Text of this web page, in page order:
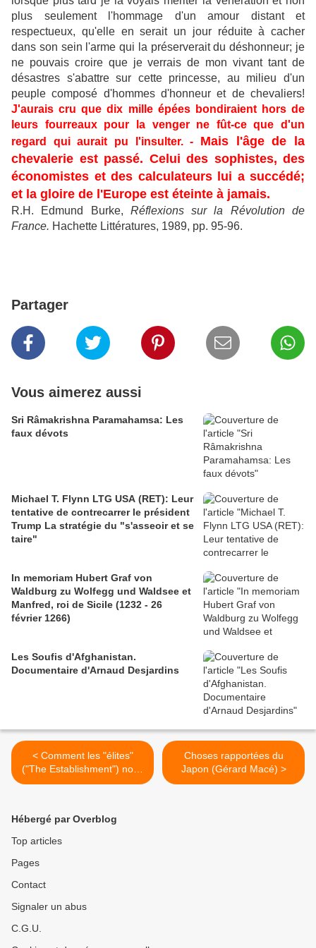
plus seulement l'hommage d'un amour distant et
respectueux, qu'elle en serait un jour réduite à cacher
dans son sein l'arme qui la préserverait du déshonneur; je
ne pouvais croire que je verrais de mon vivant tant de
désastres s'abattre sur cette princesse, au milieu d'un
peuple composé d'hommes d'honneur et de chevaliers!
J'aurais cru que dix mille épées bondiraient hors de
leurs fourreaux pour la venger ne fût-ce que d'un
regard qui aurait pu l'insulter. -
Mais l'âge de la
chevalerie est passé. Celui des sophistes, des
économistes et des calculateurs lui a succédé;
et la gloire de l'Europe est éteinte à jamais.
R.H. Edmund Burke, Réflexions sur la Révolution de
France. Hachette Littératures, 1989, pp. 95-96.
Partager
Vous aimerez aussi
Sri Râmakrishna Paramahamsa: Les
faux dévots
Michael T. Flynn LTG USA (RET): Leur
tentative de contrecarrer le président
Trump La stratégie du "s'asseoir et se
taire"
In memoriam Hubert Graf von
Waldburg zu Wolfegg und Waldsee et
Manfred, roi de Sicile (1232 - 26
février 1266)
Les Soufis d'Afghanistan.
Documentaire d'Arnaud Desjardins
< Comment les "élites"
("The Establishment") nous
mènent au désastre (Paul
Choses rapportées du
Japon (Gérard Macé) >
Hébergé par Overblog
Top articles
Pages
Contact
Signaler un abus
C.G.U.